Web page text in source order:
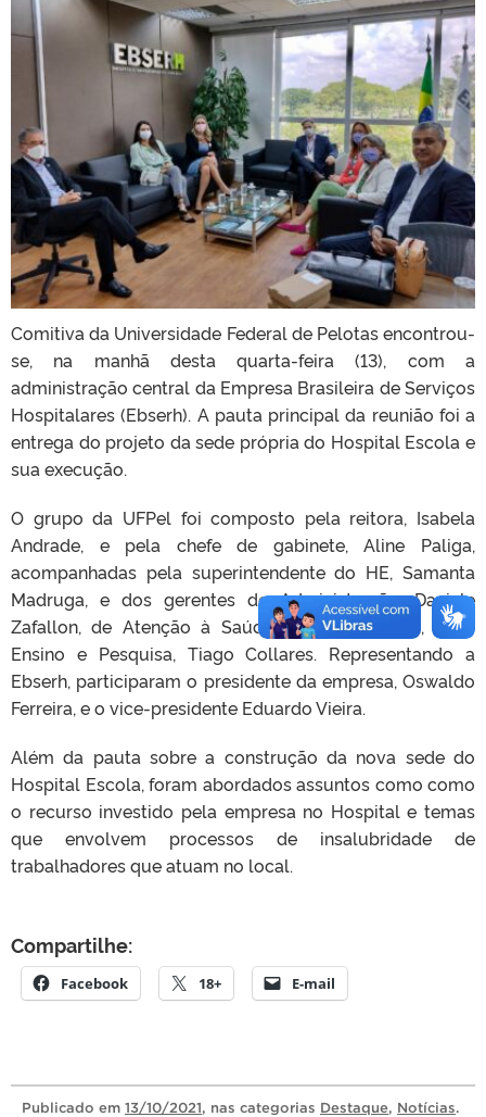
Comitiva da Universidade Federal de Pelotas encontrou-
se, na manhã desta quarta-feira (13), com a
administração central da Empresa Brasileira de Serviços
Hospitalares (Ebserh). A pauta principal da reunião foi a
entrega do projeto da sede própria do Hospital Escola e
sua execução.
O grupo da UFPel foi composto pela reitora, Isabela
Andrade, e pela chefe de gabinete, Aline Paliga,
acompanhadas pela superintendente do HE, Samanta
Madruga, e dos gerentes de Administração, Daniele
Zafallon, de Atenção à Saúde, Carolina Ziebell, e de
Ensino e Pesquisa, Tiago Collares. Representando a
Ebserh, participaram o presidente da empresa, Oswaldo
Ferreira, e o vice-presidente Eduardo Vieira.
Além da pauta sobre a construção da nova sede do
Hospital Escola, foram abordados assuntos como como
o recurso investido pela empresa no Hospital e temas
que envolvem processos de insalubridade de
trabalhadores que atuam no local.
Compartilhe:
Facebook 18+ E-mail
Publicado em 13/10/2021, nas categorias Destaque, Notícias.